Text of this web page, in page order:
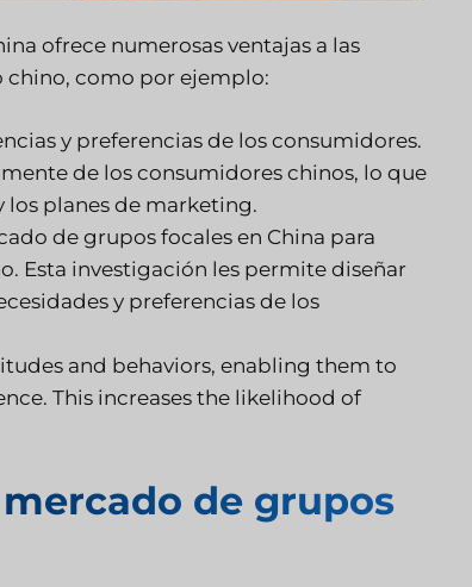
ofrece numerosas ventajas a las
chino, como por ejemplo:
y preferencias de los consumidores.
de los consumidores chinos, lo que
los planes de marketing.
de grupos focales en China para
Esta investigación les permite diseñar
y preferencias de los
and behaviors, enabling them to
This increases the likelihood of
de grupos